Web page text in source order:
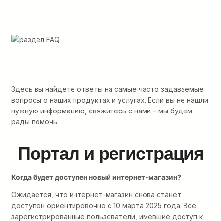
Здесь вы найдете ответы на самые часто задаваемые
вопросы о наших продуктах и услугах. Если вы не нашли
нужную информацию, свяжитесь с нами – мы будем
рады помочь.
Портал и регистрация
Когда будет доступен новый интернет-магазин?
Ожидается, что интернет-магазин снова станет
доступен ориентировочно с 10 марта 2025 года. Все
зарегистрированные пользователи, имевшие доступ к